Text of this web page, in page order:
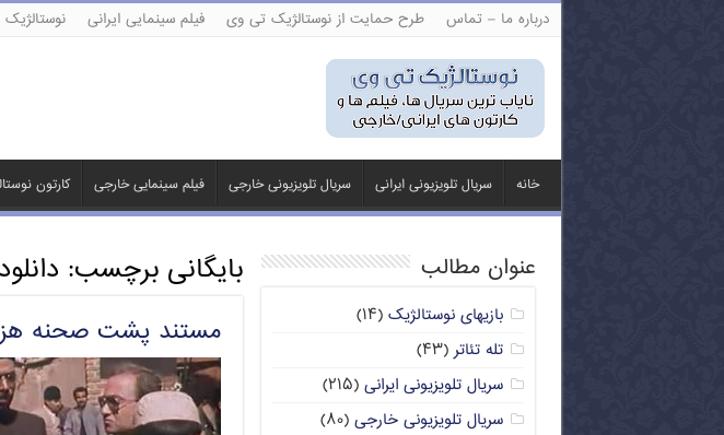
درباره ما – تماس طرح حمایت از نوستالژیک تی وی فیلم سینمایی ایرانی
خانه سریال تلویزیونی ایرانی سریال تلویزیونی خارجی فیلم سینمایی خارجی کارتون
بایگانی برچسب:
مستند پشت صحنه
عنوان مطالب
بازیهای نوستالژیک (۱۴)
تله تئاتر(۴۳)
سریال تلویزیونی ایرانی (۲۱۵)
سریال تلویزیونی خارجی (۸۰)